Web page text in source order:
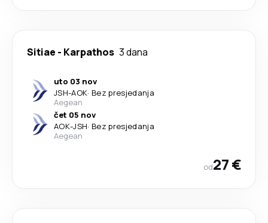
Sitiae - Karpathos 3 dana
uto 03 nov
JSH-AOK· Bez presjedanja
Aegean
čet 05 nov
AOK-JSH· Bez presjedanja
Aegean
od27 €